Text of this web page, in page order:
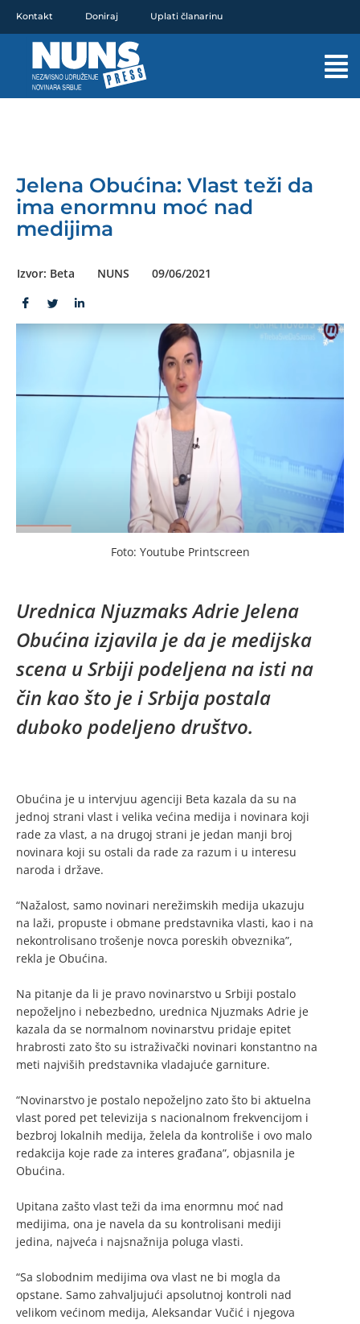
sadržaj
Kontakt Doniraj Uplati članarinu
Jelena Obućina: Vlast teži da
ima enormnu moć nad
medijima
Izvor: Beta NUNS 09/06/2021
Foto: Youtube Printscreen
Urednica Njuzmaks Adrie Jelena
Obućina izjavila je da je medijska
scena u Srbiji podeljena na isti na
čin kao što je i Srbija postala
duboko podeljeno društvo.
Obućina je u intervjuu agenciji Beta kazala da su na
jednoj strani vlast i velika većina medija i novinara koji
rade za vlast, a na drugoj strani je jedan manji broj
novinara koji su ostali da rade za razum i u interesu
naroda i države.
“Nažalost, samo novinari nerežimskih medija ukazuju
na laži, propuste i obmane predstavnika vlasti, kao i na
nekontrolisano trošenje novca poreskih obveznika”,
rekla je Obućina.
Na pitanje da li je pravo novinarstvo u Srbiji postalo
nepoželjno i nebezbedno, urednica Njuzmaks Adrie je
kazala da se normalnom novinarstvu pridaje epitet
hrabrosti zato što su istraživački novinari konstantno na
meti najviših predstavnika vladajuće garniture.
“Novinarstvo je postalo nepoželjno zato što bi aktuelna
vlast pored pet televizija s nacionalnom frekvencijom i
bezbroj lokalnih medija, želela da kontroliše i ovo malo
redakcija koje rade za interes građana”, objasnila je
Obućina.
Upitana zašto vlast teži da ima enormnu moć nad
medijima, ona je navela da su kontrolisani mediji
jedina, najveća i najsnažnija poluga vlasti.
“Sa slobodnim medijima ova vlast ne bi mogla da
opstane. Samo zahvaljujući apsolutnoj kontroli nad
velikom većinom medija, Aleksandar Vučić i njegova